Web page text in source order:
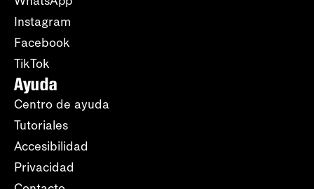
Instagram
Facebook
TikTok
Ayuda
Centro de ayuda
Tutoriales
Accesibilidad
Privacidad